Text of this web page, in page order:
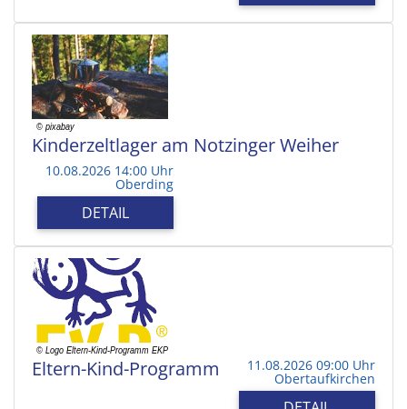
Kinderzeltlager am Notzinger Weiher
10.08.2026 14:00 Uhr
Oberding
DETAIL
Eltern-Kind-Programm 11.08.2026 09:00 Uhr
Obertaufkirchen